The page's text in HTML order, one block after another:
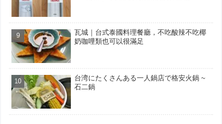
瓦城｜台式泰國料理餐廳，不吃酸辣不吃椰
奶咖哩類也可以很滿足
台湾にたくさんある一人鍋店で格安火鍋 ~
石二鍋